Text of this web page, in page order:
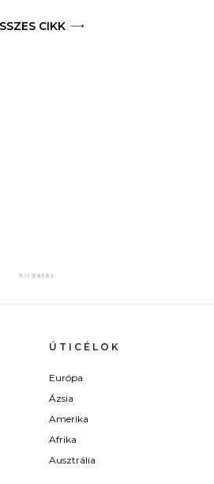
CIKK
ÚTICÉLOK
Európa
Ázsia
Amerika
Afrika
Ausztrália